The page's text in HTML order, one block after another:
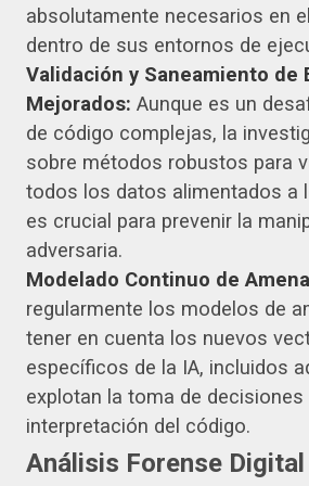
absolutamente necesarios en
dentro de sus entornos de
Validación y Saneamiento de
Mejorados: Aunque es un
de código complejas, la
sobre métodos robustos para
todos los datos alimentados a
es crucial para prevenir la
adversaria.
Modelado Continuo de
regularmente los modelos de
tener en cuenta los nuevos
específicos de la IA, incluidos
explotan la toma de
interpretación del código.
Análisis Forense